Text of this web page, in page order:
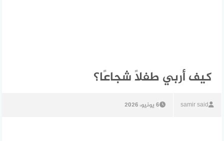
كيف أربي طفلًا شجاعًا؟
samir said 6 يونيو، 2026